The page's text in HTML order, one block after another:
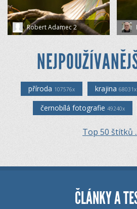
Robert Adamec 2
příroda 107576x krajina 68031x
černobílá fotografie 49240x
Top 50 štítků
ČLÁNKY A